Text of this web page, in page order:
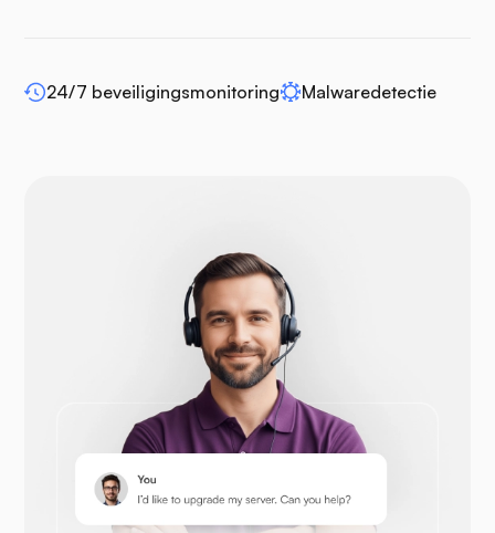
WP-extendify
Opencart
24/7 beveiligingsmonitoring Malwaredetectie